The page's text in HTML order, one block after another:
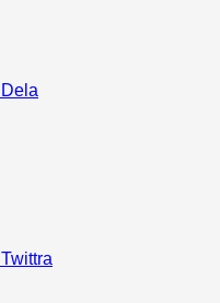
Dela
Twittra